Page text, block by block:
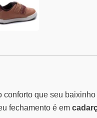
conforto que seu
fechamento é em